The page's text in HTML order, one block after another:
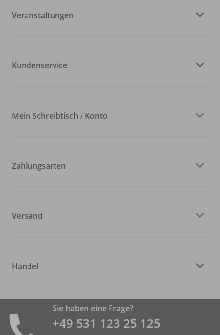
Veranstaltungen
Kundenservice
Mein Schreibtisch / Konto
Zahlungsarten
Versand
Handel
Sie haben eine Frage?
+49 531 ­123 25 125